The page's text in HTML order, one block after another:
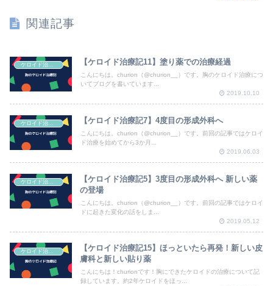
関連記事
【ケロイド治療記11】塗り薬での治療経過
こんにちは。churion（@churion__）です。胸のケロイド治療につ
いてブログを書いています...
2019.10.10
【ケロイド治療記7】4度目の形成外科へ
こんにちは。churion（@churion__）です。前回の記事ではケロイ
ド治療を始めてから3か月...
2019.06.03
【ケロイド治療記5】3度目の形成外科へ 新しい薬
の登場
こんにちは。churion（@churion__）です。前回の記事ではケロイ
ドに起きた変化の話をしま...
2019.05.12
【ケロイド治療記15】ほっといたら再発！新しい皮
膚科と新しい貼り薬
こんにちは！churionです！胸にできたケロイドの治療について記
録しています。約2年ケロイドをほっ...